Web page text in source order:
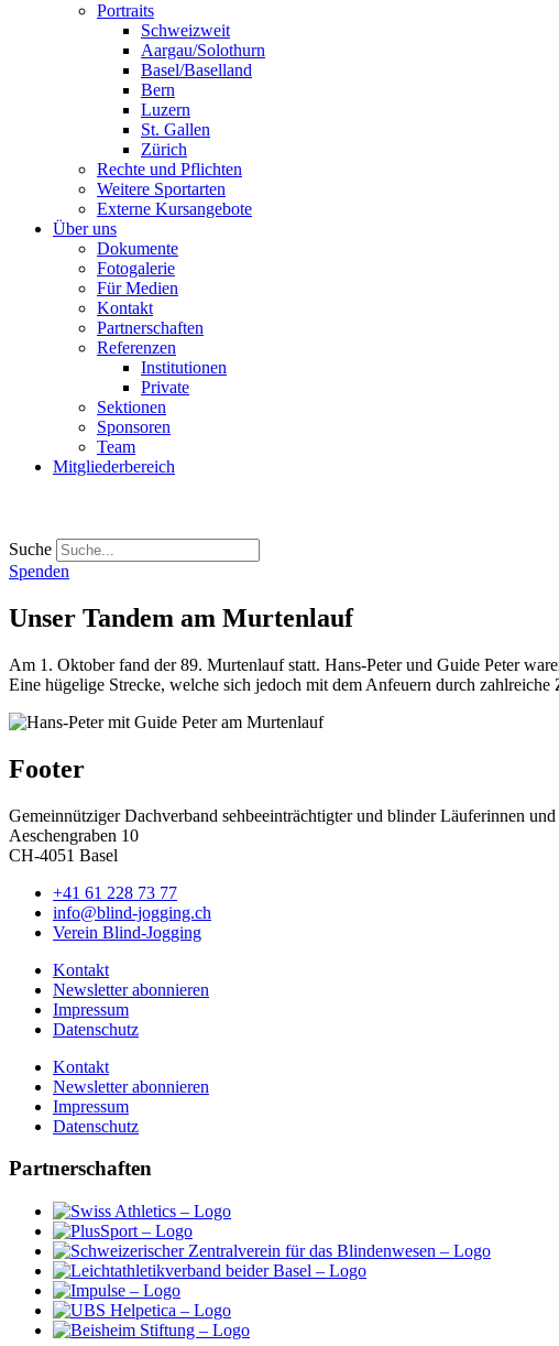
Portraits
Schweizweit
Aargau/Solothurn
Basel/Baselland
Bern
Luzern
St. Gallen
Zürich
Rechte und Pflichten
Weitere Sportarten
Externe Kursangebote
Über uns
Dokumente
Fotogalerie
Für Medien
Kontakt
Partnerschaften
Referenzen
Institutionen
Private
Sektionen
Sponsoren
Team
Mitgliederbereich
Suche
Spenden
Unser Tandem am Murtenlauf
Am 1. Oktober fand der 89. Murtenlauf statt. Hans-Peter und Guide Peter
Eine hügelige Strecke, welche sich jedoch mit dem Anfeuern durch
Footer
Gemeinnütziger Dachverband sehbeeinträchtigter und blinder Läuferinnen
Aeschengraben 10
CH-4051 Basel
+41 61 228 73 77
info@blind-jogging.ch
Verein Blind-Jogging
Kontakt
Newsletter abonnieren
Impressum
Datenschutz
Kontakt
Newsletter abonnieren
Impressum
Datenschutz
Partnerschaften